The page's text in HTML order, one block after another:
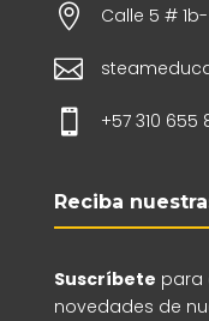
 Calle 5 # 1b-

 +57 310 655
Reciba
Suscríbete para
novedades de